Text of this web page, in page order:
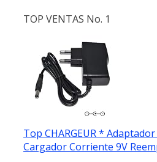
TOP VENTAS No. 1
Top CHARGEUR *
Cargador Corriente 9V